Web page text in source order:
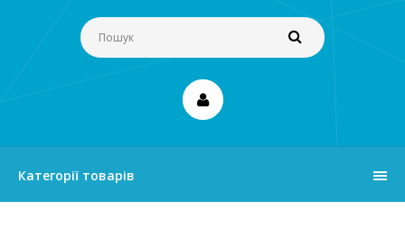
Категорії товарів